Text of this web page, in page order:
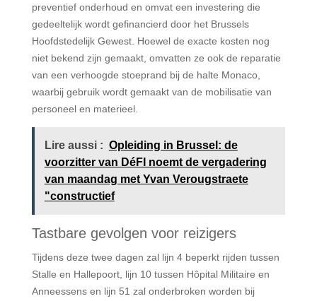
preventief onderhoud en omvat een investering die
gedeeltelijk wordt gefinancierd door het Brussels
Hoofdstedelijk Gewest. Hoewel de exacte kosten nog
niet bekend zijn gemaakt, omvatten ze ook de reparatie
van een verhoogde stoeprand bij de halte Monaco,
waarbij gebruik wordt gemaakt van de mobilisatie van
personeel en materieel.
Lire aussi : Opleiding in Brussel: de
voorzitter van DéFI noemt de vergadering
van maandag met Yvan Verougstraete
"constructief
Tastbare gevolgen voor reizigers
Tijdens deze twee dagen zal lijn 4 beperkt rijden tussen
Stalle en Hallepoort, lijn 10 tussen Hôpital Militaire en
Anneessens en lijn 51 zal onderbroken worden bij